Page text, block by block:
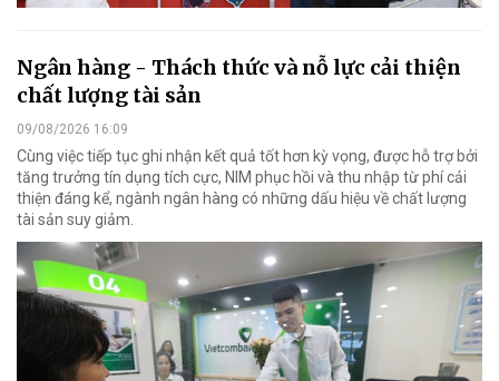
Ngân hàng - Thách thức và nỗ lực cải thiện
chất lượng tài sản
09/08/2026 16:09
Cùng việc tiếp tục ghi nhận kết quả tốt hơn kỳ vọng, được hỗ trợ bởi
tăng trưởng tín dụng tích cực, NIM phục hồi và thu nhập từ phí cải
thiện đáng kể, ngành ngân hàng có những dấu hiệu về chất lượng
tài sản suy giảm.